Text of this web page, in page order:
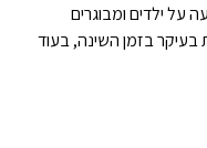
על ילדים ומבוגרים
בזמן השינה, בעוד